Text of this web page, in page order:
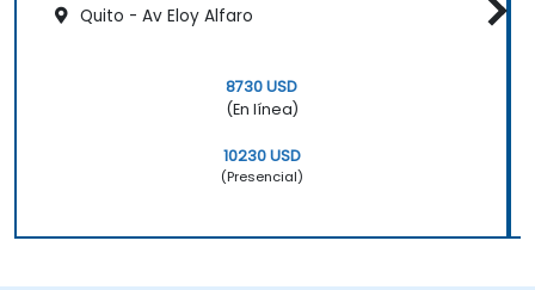
Quito - Av Eloy Alfaro
8730 USD
(En línea)
10230 USD
(Presencial)